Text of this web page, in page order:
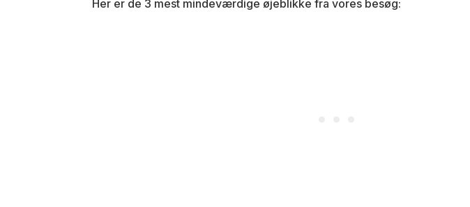
Her er de 3 mest mindeværdige øjeblikke fra vores besøg: